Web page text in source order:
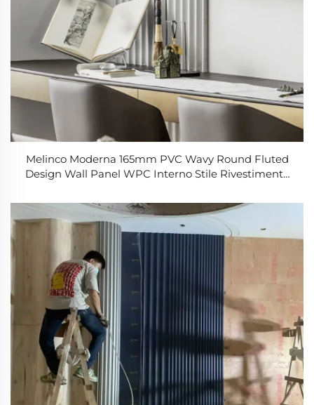
Melinco Moderna 165mm PVC Wavy Round Fluted
Design Wall Panel WPC Interno Stile Rivestimento